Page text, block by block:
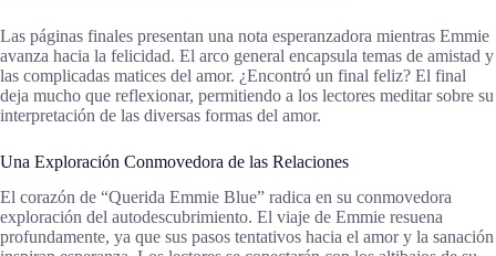
Las páginas finales presentan una nota esperanzadora mientras Emmie
avanza hacia la felicidad. El arco general encapsula temas de amistad y
las complicadas matices del amor. ¿Encontró un final feliz? El final
deja mucho que reflexionar, permitiendo a los lectores meditar sobre su
interpretación de las diversas formas del amor.
Una Exploración Conmovedora de las Relaciones
El corazón de “Querida Emmie Blue” radica en su conmovedora
exploración del autodescubrimiento. El viaje de Emmie resuena
profundamente, ya que sus pasos tentativos hacia el amor y la sanación